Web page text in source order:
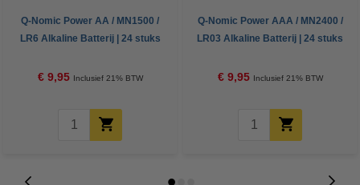
Q-Nomic Power AA / MN1500 /
LR6 Alkaline Batterij | 24 stuks
€ 9,95 Inclusief 21% BTW
Q-Nomic Power AAA / MN2400 /
LR03 Alkaline Batterij | 24 stuks
€ 9,95 Inclusief 21% BTW